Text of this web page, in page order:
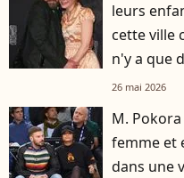
leurs
cette ville
n'y a que
26 mai 2026
M. Pokora
femme et
dans une